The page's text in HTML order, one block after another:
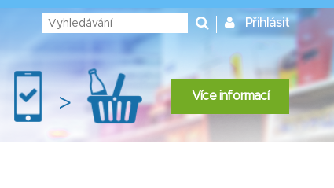
Přihlásit
> Více informací